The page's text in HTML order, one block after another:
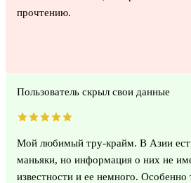
прочтению.
Пользователь скрыл свои данные
Мой любимый тру-крайм. В Азии
маньяки, но информация о них не
известности и ее немного. Особенно